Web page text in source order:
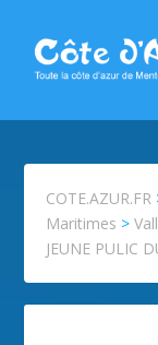
COTE.AZUR.FR
Maritimes >
JEUNE PULIC